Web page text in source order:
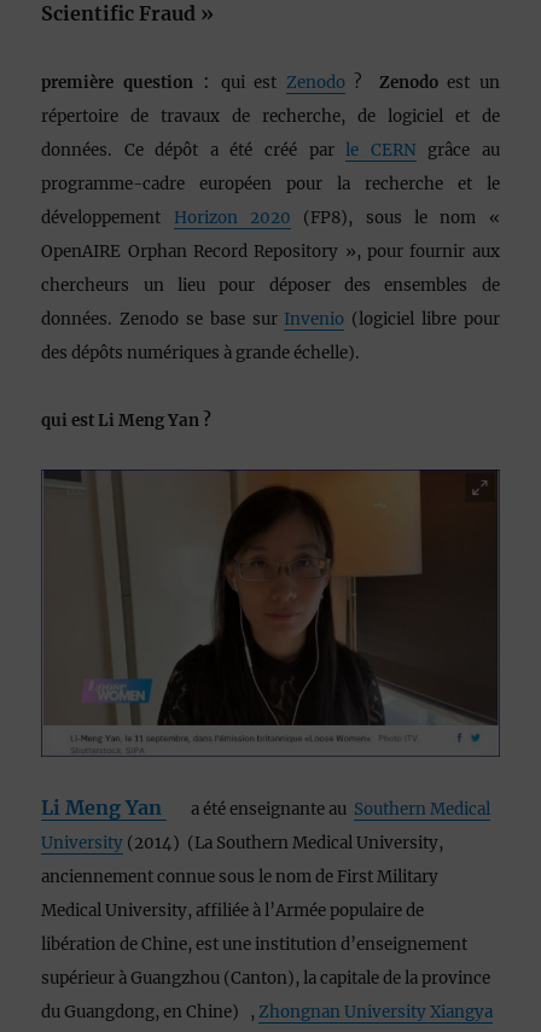
Scientific Fraud »
première question : qui est Zenodo? Zenodoest un
répertoire de travaux de recherche, de logiciel et de
données. Ce dépôt a été créé parle CERN grâce au
programme-cadre européen pour la recherche et le
développement Horizon 2020 (FP8), sous le nom «
OpenAIRE Orphan Record Repository », pour fournir aux
chercheurs un lieu pour déposer des ensembles de
données. Zenodo se base sur Invenio (logiciel libre pour
des dépôts numériques à grande échelle).
qui est Li Meng Yan ?
Li Meng Yan a été enseignante au Southern Medical
University (2014) (La Southern Medical University,
anciennement connue sous le nom de First Military
Medical University, affiliée à l’Armée populaire de
libération de Chine, est une institution d’enseignement
supérieur à Guangzhou (Canton), la capitale de la province
du Guangdong, en Chine) ,Zhongnan University Xiangya